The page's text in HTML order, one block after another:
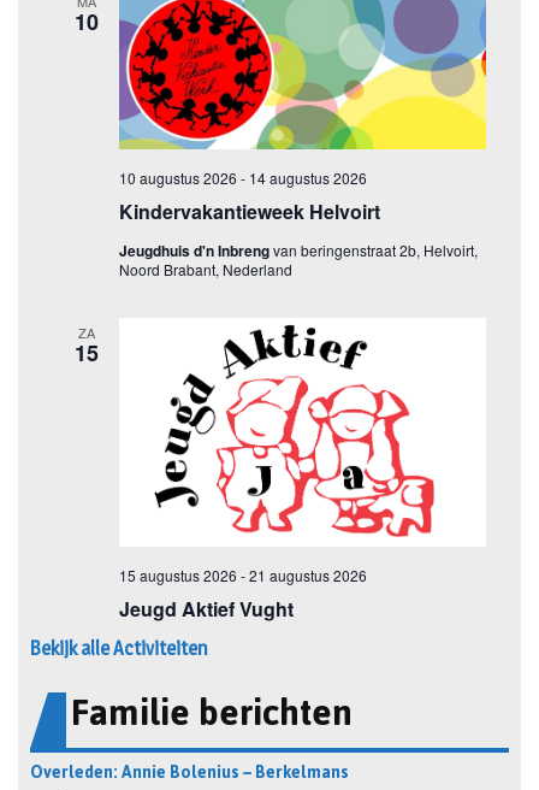
Bekijk alle Activiteiten
Familie berichten
Overleden: Annie Bolenius – Berkelmans